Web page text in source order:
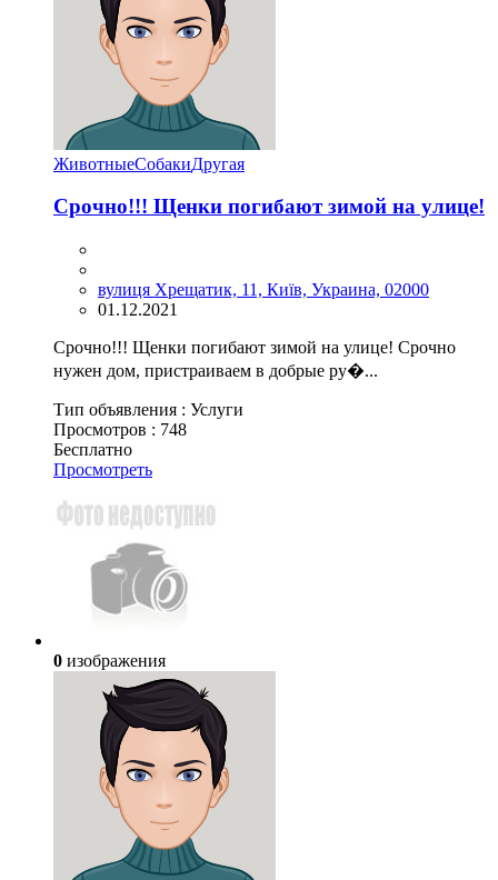
ЖивотныеСобакиДругая
Срочно!!! Щенки погибают зимой на улице!
вулиця Хрещатик, 11, Київ, Украина, 02000
01.12.2021
Срочно!!! Щенки погибают зимой на улице! Срочно
нужен дом, пристраиваем в добрые ру�...
Тип объявления : Услуги
Просмотров : 748
Бесплатно
Просмотреть
0 изображения